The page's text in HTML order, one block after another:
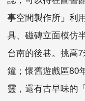
事空間製作所」利
具、磁磚立面模仿
台南的後巷。挑高
鐘；懷舊遊戲區80
靈，還有古早味的